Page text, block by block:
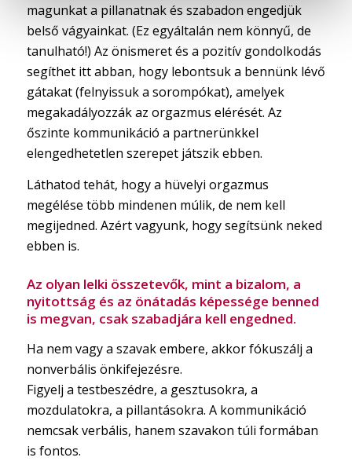
magunkat a pillanatnak és szabadon engedjük
belső vágyainkat. (Ez egyáltalán nem könnyű, de
tanulható!) Az önismeret és a pozitív gondolkodás
segíthet itt abban, hogy lebontsuk a bennünk lévő
gátakat (felnyissuk a sorompókat), amelyek
megakadályozzák az orgazmus elérését. Az
őszinte kommunikáció a partnerünkkel
elengedhetetlen szerepet játszik ebben.
Láthatod tehát, hogy a hüvelyi orgazmus
megélése több mindenen múlik, de nem kell
megijedned. Azért vagyunk, hogy segítsünk neked
ebben is.
Az olyan lelki összetevők, mint a bizalom, a
nyitottság és az önátadás képessége benned
is megvan, csak szabadjára kell engedned.
Ha nem vagy a szavak embere, akkor fókuszálj a
nonverbális önkifejezésre.
Figyelj a testbeszédre, a gesztusokra, a
mozdulatokra, a pillantásokra. A kommunikáció
nemcsak verbális, hanem szavakon túli formában
is fontos.